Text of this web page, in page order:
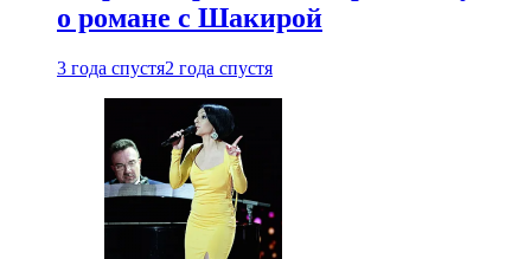
о романе с Шакирой
3 года спустя2 года спустя